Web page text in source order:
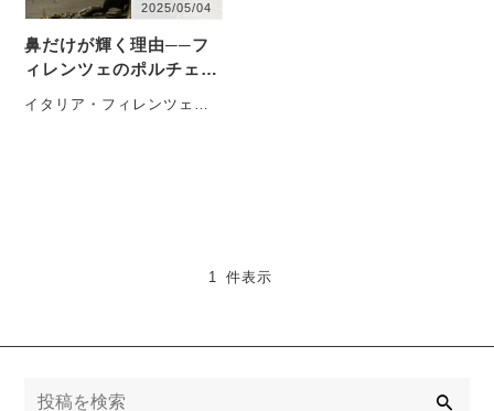
2025/05/04
鼻だけが輝く理由──フ
ィレンツェのポルチェリ
イタリア・フィレンツェの
1 件表示